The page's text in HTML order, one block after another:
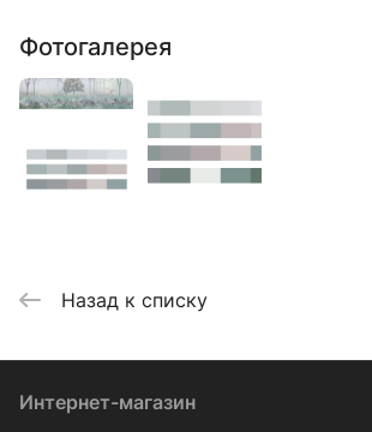
Фотогалерея
Назад к списку
Интернет-магазин